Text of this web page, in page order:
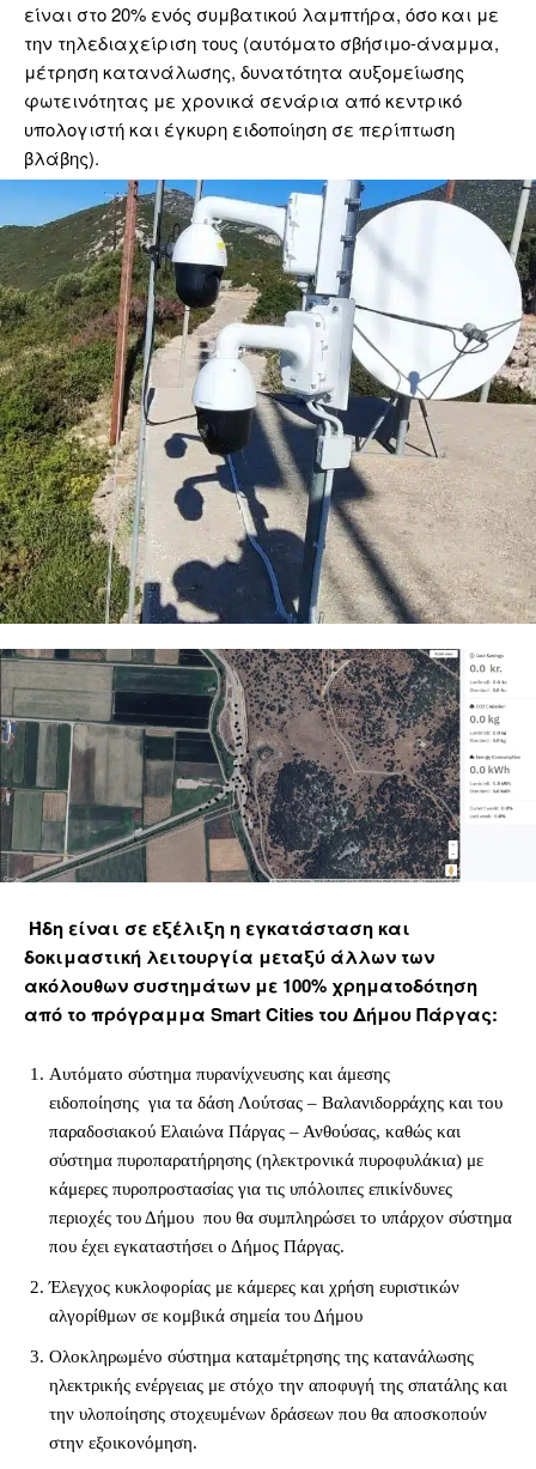
είναι στο 20% ενός συμβατικού λαμπτήρα, όσο και με
την τηλεδιαχείριση τους (αυτόματο σβήσιμο-άναμμα,
μέτρηση κατανάλωσης, δυνατότητα αυξομείωσης
φωτεινότητας με χρονικά σενάρια από κεντρικό
υπολογιστή και έγκυρη ειδοποίηση σε περίπτωση
βλάβης).
Ήδη είναι σε εξέλιξη η εγκατάσταση και
δοκιμαστική λειτουργία μεταξύ άλλων των
ακόλουθων συστημάτων με 100% χρηματοδότηση
από το πρόγραμμα Smart Cities του Δήμου Πάργας:
Αυτόματο σύστημα πυρανίχνευσης και άμεσης
ειδοποίησης για τα δάση Λούτσας – Βαλανιδορράχης και του
παραδοσιακού Ελαιώνα Πάργας – Ανθούσας, καθώς και
σύστημα πυροπαρατήρησης (ηλεκτρονικά πυροφυλάκια) με
κάμερες πυροπροστασίας για τις υπόλοιπες επικίνδυνες
περιοχές του Δήμου που θα συμπληρώσει το υπάρχον σύστημα
που έχει εγκαταστήσει ο Δήμος Πάργας.
Έλεγχος κυκλοφορίας με κάμερες και χρήση ευριστικών
αλγορίθμων σε κομβικά σημεία του Δήμου
Ολοκληρωμένο σύστημα καταμέτρησης της κατανάλωσης
ηλεκτρικής ενέργειας με στόχο την αποφυγή της σπατάλης και
την υλοποίησης στοχευμένων δράσεων που θα αποσκοπούν
στην εξοικονόμηση.